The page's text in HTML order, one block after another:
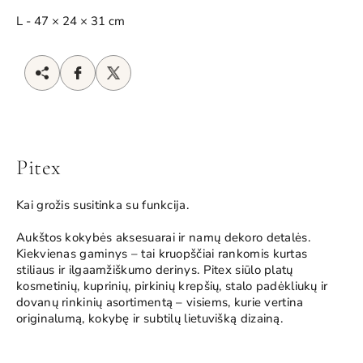
L - 47 × 24 × 31 cm
Pitex
Kai grožis susitinka su funkcija.
Aukštos kokybės aksesuarai ir namų dekoro detalės.
Kiekvienas gaminys – tai kruopščiai rankomis kurtas
stiliaus ir ilgaamžiškumo derinys. Pitex siūlo platų
kosmetinių, kuprinių, pirkinių krepšių, stalo padėkliukų ir
dovanų rinkinių asortimentą – visiems, kurie vertina
originalumą, kokybę ir subtilų lietuvišką dizainą.